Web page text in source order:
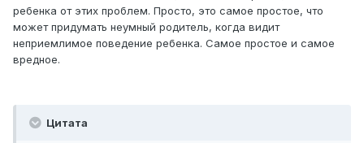
ребенка от этих проблем. Просто, это самое простое, что
может придумать неумный родитель, когда видит
неприемлимое поведение ребенка. Самое простое и самое
вредное.
Цитата